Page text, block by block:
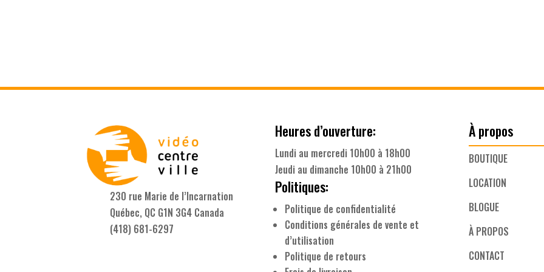
230 rue Marie de l’Incarnation
Québec, QC G1N 3G4 Canada
(418) 681-6297
Heures d’ouverture:
Lundi au mercredi 10h00 à 18h00
Jeudi au dimanche 10h00 à 21h00
Politiques:
Politique de confidentialité
Conditions générales de vente et
d’utilisation
Politique de retours
À propos
BOUTIQUE
LOCATION
BLOGUE
À PROPOS
CONTACT